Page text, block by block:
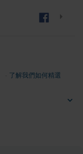
了解我們如何精選